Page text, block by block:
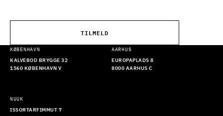
TILMELD
KØBENHAVN
KALVEBOD BRYGGE 32
1560 KØBENHAVN V
AARHUS
EUROPAPLADS 8
8000 AARHUS C
NUUK
ISSORTARFIMMUT 7